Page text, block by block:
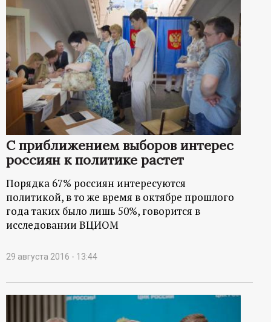
о
р
т
а
л
С приближением выборов интерес
россиян к политике растет
Порядка 67% россиян интересуются
политикой, в то же время в октябре прошлого
года таких было лишь 50%, говорится в
исследовании ВЦИОМ
29 августа 2016 - 13:44